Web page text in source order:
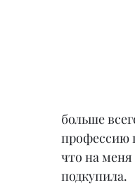
больше
профессию
что на
подкупила.